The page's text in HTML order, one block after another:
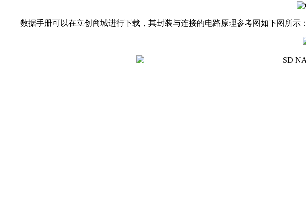
数据手册可以在立创商城进行下载，其封装与连接的电路原理参考图如下图所示：